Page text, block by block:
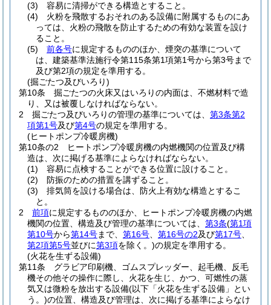
(3)
容易に清掃ができる構造とすること。
(4)
火粉を飛散するおそれのある設備に附属するものにあ
っては、火粉の飛散を防止するための有効な装置を設け
ること。
(5)
前各号に規定するもののほか、煙突の基準について
は、建築基準法施行令第115条第1項第1号から第3号まで
及び第2項の規定を準用する。
(掘ごたつ及びいろり)
第10条
掘ごたつの火床又はいろりの内面は、不燃材料で造
り、又は被覆しなければならない。
2
掘ごたつ及びいろりの管理の基準については、 第3条第2
項第1号及び第4号の規定を準用する。
(ヒートポンプ冷暖房機)
第10条の2
ヒートポンプ冷暖房機の内燃機関の位置及び構
造は、次に掲げる基準によらなければならない。
(1)
容易に点検することができる位置に設けること。
(2)
防振のための措置を講ずること。
(3)
排気筒を設ける場合は、防火上有効な構造とするこ
と。
2
前項に規定するもののほか、ヒートポンプ冷暖房機の内燃
機関の位置、構造及び管理の基準については、 第3条(第1項
第10号から第14号まで、 第16号 第16号の2及び第17号
第2項第5号並びに第3項を除く。)の規定を準用する。
(火花を生ずる設備)
第11条
グラビア印刷機、ゴムスプレッダー、起毛機、反毛
機その他その操作に際し、火花を生じ、かつ、可燃性の蒸
気又は微粉を放出する設備(以下「火花を生ずる設備」とい
う。)の位置、構造及び管理は、次に掲げる基準によらなけ